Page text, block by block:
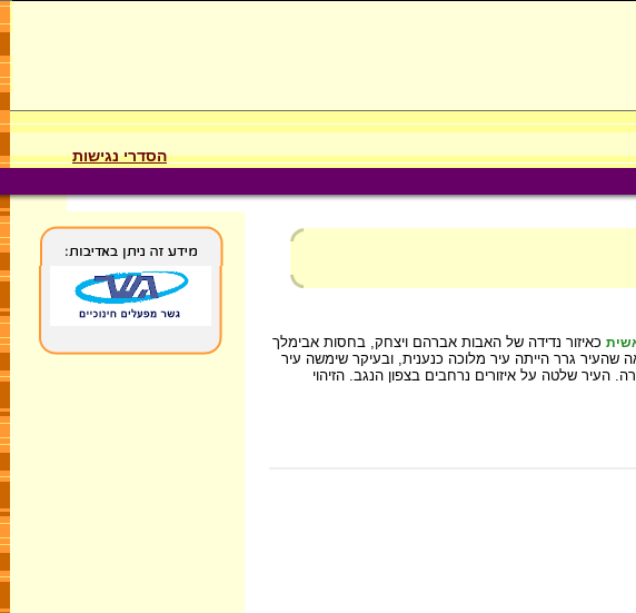
הסדרי נגישות
כאיזור נדידה של האבות אברהם ויצחק, בחסות אבימלך
גרר הייתה עיר מלוכה כנענית, ובעיקר שימשה עיר
שלטה על איזורים נרחבים בצפון הנגב. הזיהוי